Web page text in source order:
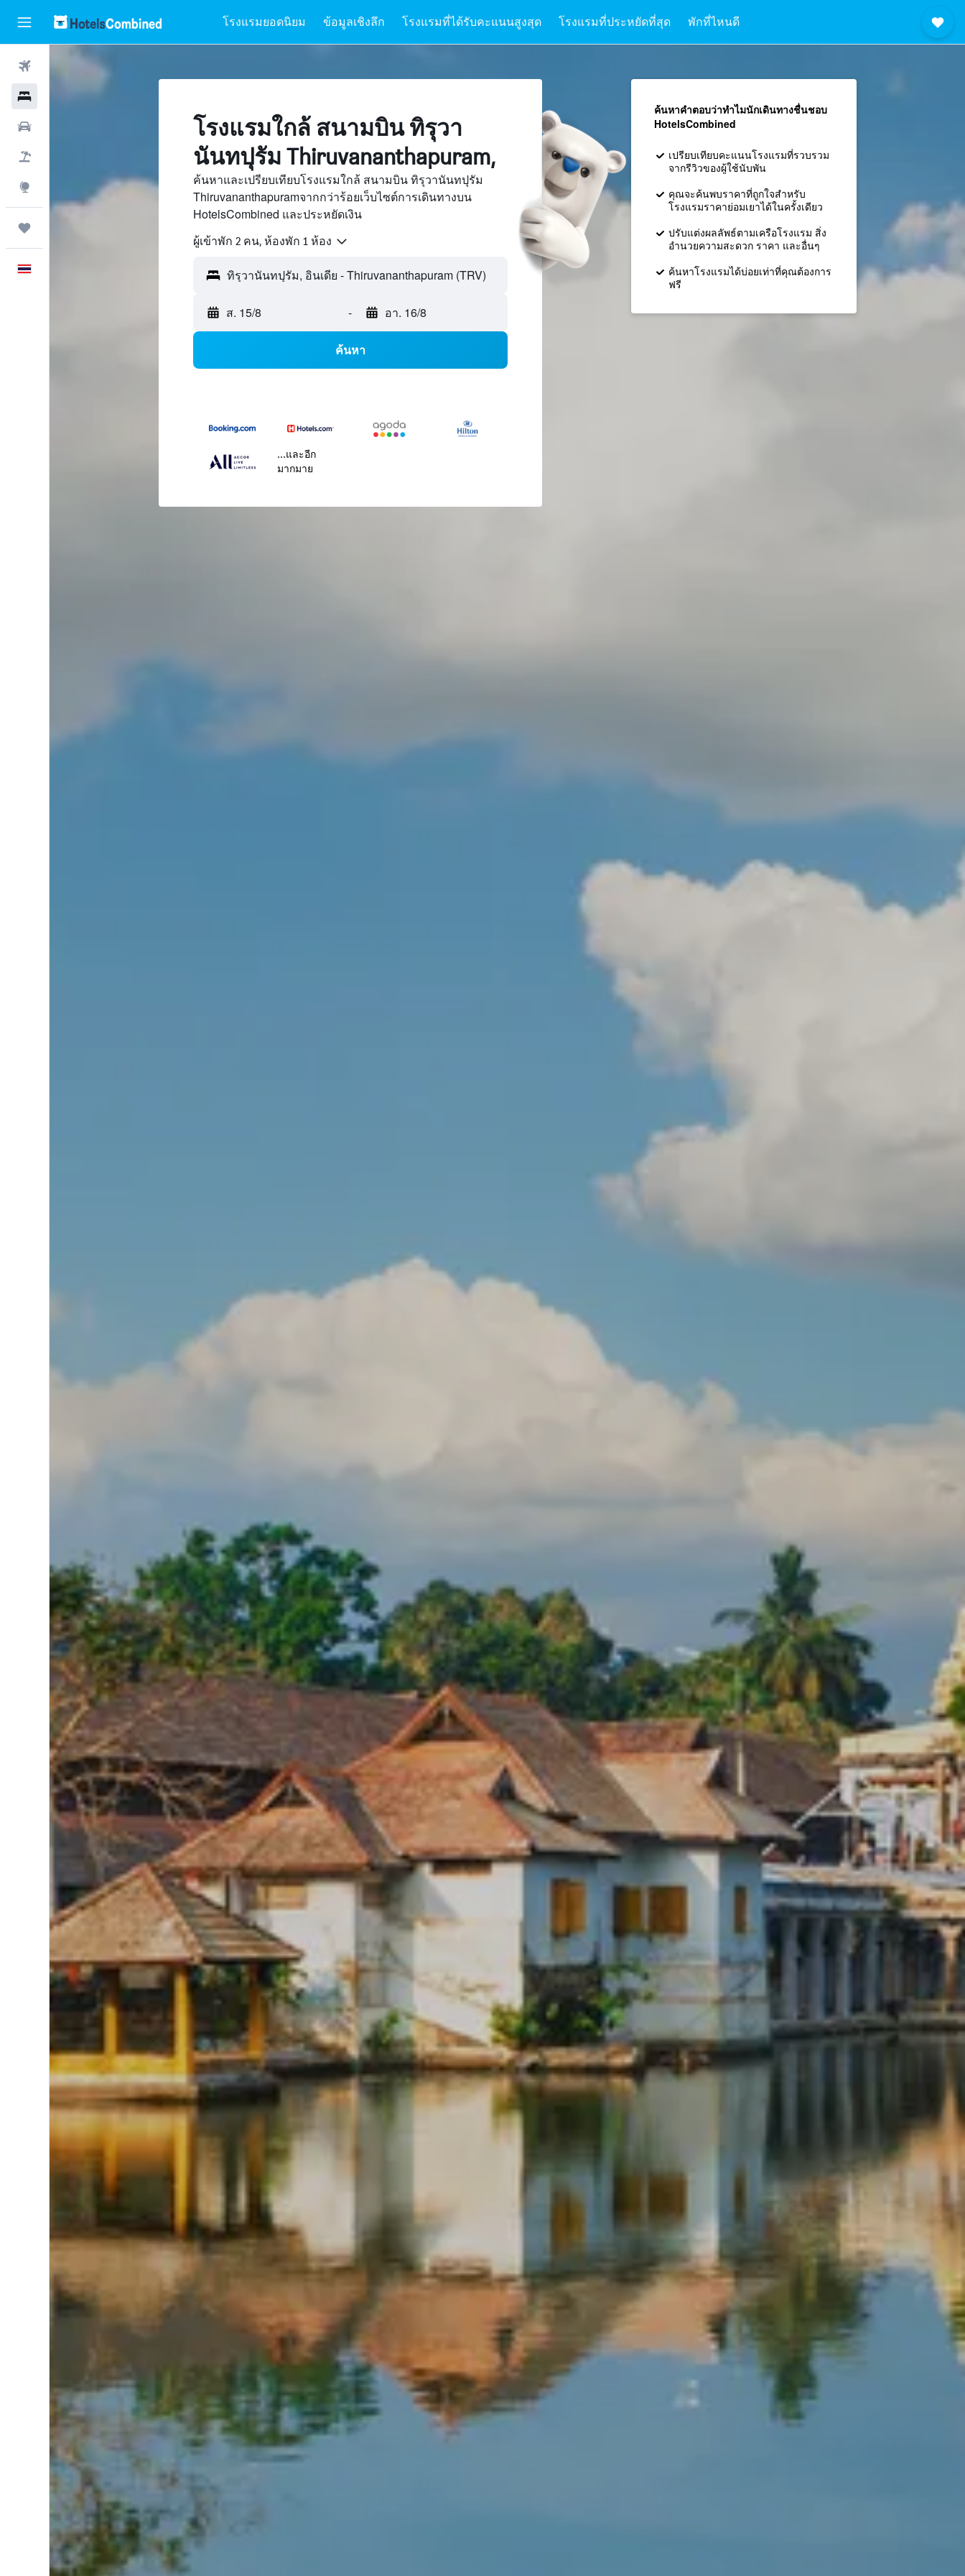
โรงแรมยอดนิยม ข้อมูลเชิงลึก โรงแรมที่ได้รับคะแนนสูงสุด โรงแรมที่ประหยัดที่สุด พักที่ไหนดี
ตั๋วเครื่องบิน
โรงแรมใกล้ สนามบิน ทิรุวา
นันทปุรัม Thiruvananthapuram,
ค้นหาและเปรียบเทียบโรงแรมใกล้ สนามบิน ทิรุวานันทปุรัม
Thiruvananthapuramจากกว่าร้อยเว็บไซต์การเดินทางบน
HotelsCombined และประหยัดเงิน
ผู้เข้าพัก 2 คน, ห้องพัก 1 ห้อง
ส. 15/8 - อา. 16/8
ค้นหา
...และอีก
มากมาย
ค้นหาคำตอบว่าทำไมนักเดินทางชื่นชอบ
HotelsCombined
เปรียบเทียบคะแนนโรงแรมที่รวบรวม
จากรีวิวของผู้ใช้นับพัน
คุณจะค้นพบราคาที่ถูกใจสำหรับ
โรงแรมราคาย่อมเยาได้ในครั้งเดียว
ปรับแต่งผลลัพธ์ตามเครือโรงแรม สิ่ง
อำนวยความสะดวก ราคา และอื่นๆ
ค้นหาโรงแรมได้บ่อยเท่าที่คุณต้องการ
ฟรี